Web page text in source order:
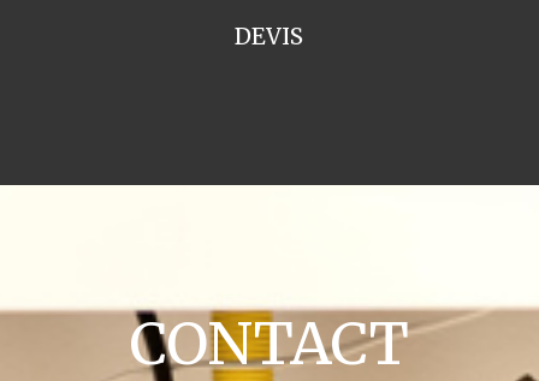
DEVIS
CONTACT